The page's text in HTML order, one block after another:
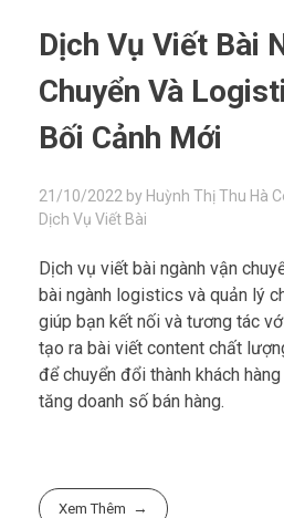
Dịch Vụ Viết Bài
Chuyển Và
Bối Cảnh Mới
21/10/2022 by Huỳnh Thị Thu Hà
Dịch Vụ Viết Bài
Dịch vụ viết bài ngành vận
bài ngành logistics và quản lý
giúp bạn kết nối và tương tác
tạo ra bài viết content chất
để chuyển đổi thành khách
tăng doanh số bán hàng.
Xem Thêm